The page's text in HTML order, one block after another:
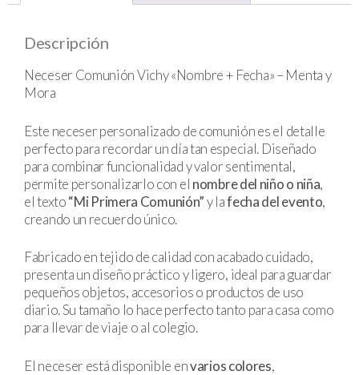
Descripción
Neceser Comunión Vichy «Nombre + Fecha» – Menta y
Mora
Este neceser personalizado de comunión es el detalle
perfecto para recordar un día tan especial. Diseñado
para combinar funcionalidad y valor sentimental,
permite personalizarlo con el nombre del niño o niña,
el texto“Mi Primera Comunión”y lafecha del evento,
creando un recuerdo único.
Fabricado en tejido de calidad con acabado cuidado,
presenta un diseño práctico y ligero, ideal para guardar
pequeños objetos, accesorios o productos de uso
diario. Su tamaño lo hace perfecto tanto para casa como
para llevar de viaje o al colegio.
El neceser está disponible envarios colores,